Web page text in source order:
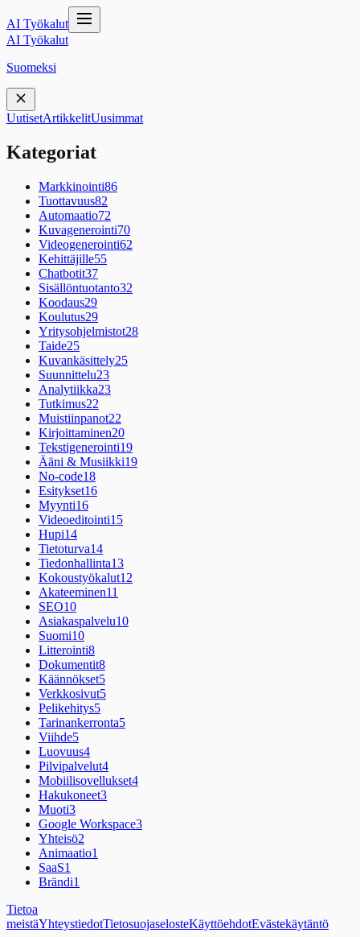
AI Työkalut
AI Työkalut
Suomeksi
UutisetArtikkelitUusimmat
Kategoriat
Markkinointi86
Tuottavuus82
Automaatio72
Kuvagenerointi70
Videogenerointi62
Kehittäjille55
Chatbotit37
Sisällöntuotanto32
Koodaus29
Koulutus29
Yritysohjelmistot28
Taide25
Kuvankäsittely25
Suunnittelu23
Analytiikka23
Tutkimus22
Muistiinpanot22
Kirjoittaminen20
Tekstigenerointi19
Ääni & Musiikki19
No-code18
Esitykset16
Myynti16
Videoeditointi15
Hupi14
Tietoturva14
Tiedonhallinta13
Kokoustyökalut12
Akateeminen11
SEO10
Asiakaspalvelu10
Suomi10
Litterointi8
Dokumentit8
Käännökset5
Verkkosivut5
Pelikehitys5
Tarinankerronta5
Viihde5
Luovuus4
Pilvipalvelut4
Mobiilisovellukset4
Hakukoneet3
Muoti3
Google Workspace3
Yhteisö2
Animaatio1
SaaS1
Brändi1
Tietoa
meistäYhteystiedotTietosuojaselosteKäyttöehdotEvästekäytäntö